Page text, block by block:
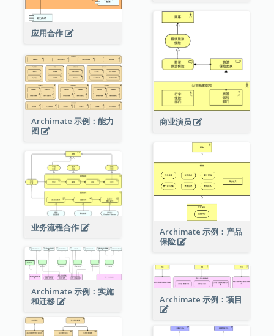
应用合作
商业演员
Archimate 示例：能力
图
Archimate 示例：产品
保险
业务流程合作
Archimate 示例：实施
和迁移
Archimate 示例：项目